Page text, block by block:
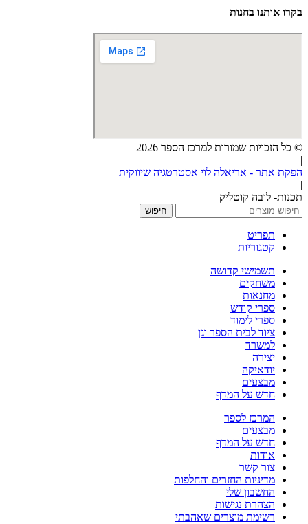
בקרו אותנו בחנות
© כל הזכויות שמורות למרכז הספר 2026
|
הפקת אתר - אריאלה לוי אסטרטגיה שיווקית
|
תכנות- לובה קוטליק
חיפוש
תפריט
קטגוריות
תשמישי קדושה
משחקים
מחנאות
ספרי קודש
ספרי לימוד
ציוד לבית הספר וגן
למשרד
יצירה
יודאיקה
מבצעים
חדש על המדף
המרכז לספר
מבצעים
חדש על המדף
אודות
צור קשר
מדיניות החזרים והחלפות
החשבון שלי
הצהרת נגישות
רשימת מוצרים שאהבתי